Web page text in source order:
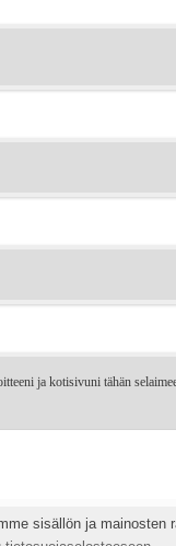
sisällön ja
sisällön ja
ja kotisivuni tähän